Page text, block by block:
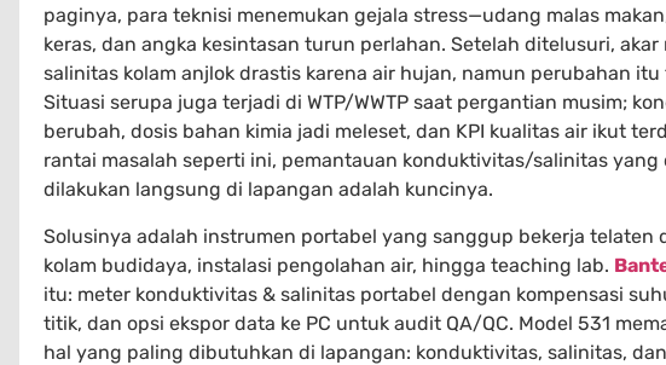
paginya, para teknisi menemukan gejala stress—udang malas
keras, dan angka kesintasan turun perlahan. Setelah ditelusuri, akar
salinitas kolam anjlok drastis karena air hujan, namun perubahan
Situasi serupa juga terjadi di WTP/WWTP saat pergantian musim;
berubah, dosis bahan kimia jadi meleset, dan KPI kualitas air ikut
rantai masalah seperti ini, pemantauan konduktivitas/salinitas yang
dilakukan langsung di lapangan adalah kuncinya.
Solusinya adalah instrumen portabel yang sanggup bekerja telaten
kolam budidaya, instalasi pengolahan air, hingga teaching lab.
itu: meter konduktivitas & salinitas portabel dengan kompensasi
titik, dan opsi ekspor data ke PC untuk audit QA/QC. Model 531
hal yang paling dibutuhkan di lapangan: konduktivitas, salinitas,